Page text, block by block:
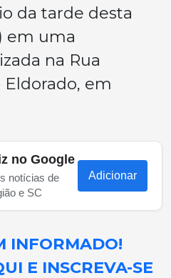
da tarde desta
em uma
na Rua
em
no Google
notícias de
e SC
Adicionar
INFORMADO!
E INSCREVA-SE